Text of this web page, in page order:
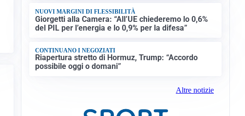
NUOVI MARGINI DI FLESSIBILITÀ
Giorgetti alla Camera: “All’UE chiederemo lo 0,6%
del PIL per l’energia e lo 0,9% per la difesa”
CONTINUANO I NEGOZIATI
Riapertura stretto di Hormuz, Trump: “Accordo
possibile oggi o domani”
Altre notizie